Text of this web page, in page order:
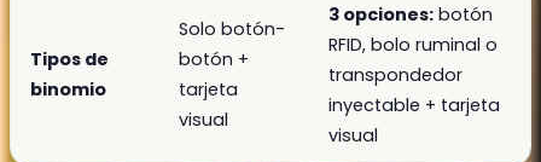
Tipos de
binomio
Solo botón-
botón +
tarjeta
visual
3 opciones: botón
RFID, bolo ruminal o
transpondedor
inyectable + tarjeta
visual